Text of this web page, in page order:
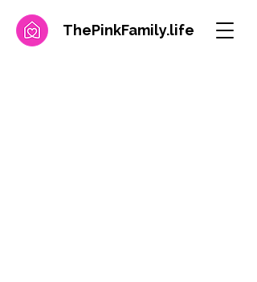
ThePinkFamily.life